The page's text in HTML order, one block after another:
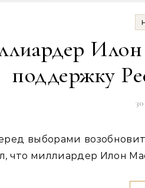
поддержку
что миллиардер Илон